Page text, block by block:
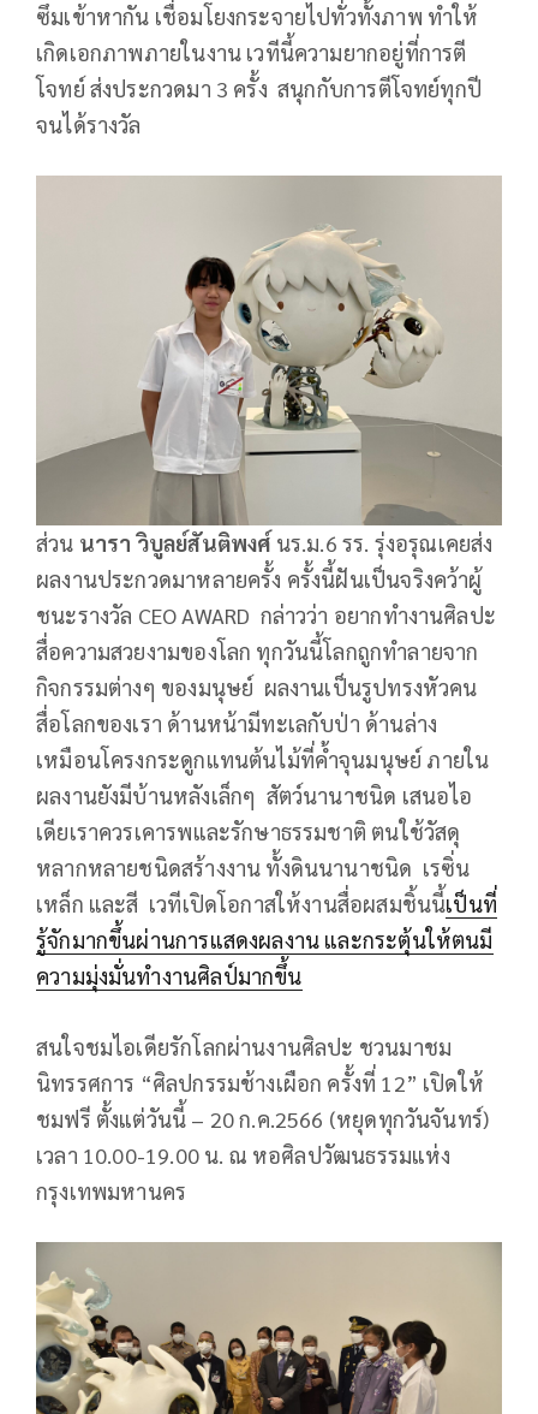
ซึมเข้าหากัน เชื่อมโยงกระจายไปทั่วทั้งภาพ ทำให้
เกิดเอกภาพภายในงาน เวทีนี้ความยากอยู่ที่การตี
โจทย์ ส่งประกวดมา 3 ครั้ง สนุกกับการตีโจทย์ทุกปี
จนได้รางวัล
ส่วน นารา วิบูลย์สันติพงศ์ นร.ม.6 รร. รุ่งอรุณเคยส่ง
ผลงานประกวดมาหลายครั้ง ครั้งนี้ฝันเป็นจริงคว้าผู้
ชนะรางวัล CEO AWARD กล่าวว่า อยากทำงานศิลปะ
สื่อความสวยงามของโลก ทุกวันนี้โลกถูกทำลายจาก
กิจกรรมต่างๆ ของมนุษย์ ผลงานเป็นรูปทรงหัวคน
สื่อโลกของเรา ด้านหน้ามีทะเลกับป่า ด้านล่าง
เหมือนโครงกระดูกแทนต้นไม้ที่ค้ำจุนมนุษย์ ภายใน
ผลงานยังมีบ้านหลังเล็กๆ สัตว์นานาชนิด เสนอไอ
เดียเราควรเคารพและรักษาธรรมชาติ ตนใช้วัสดุ
หลากหลายชนิดสร้างงาน ทั้งดินนานาชนิด เรซิ่น
เหล็ก และสี เวทีเปิดโอกาสให้งานสื่อผสมชิ้นนี้เป็นที่
รู้จักมากขึ้นผ่านการแสดงผลงาน และกระตุ้นให้ตนมี
ความมุ่งมั่นทำงานศิลป์มากขึ้น
สนใจชมไอเดียรักโลกผ่านงานศิลปะ ชวนมาชม
นิทรรศการ “ศิลปกรรมช้างเผือก ครั้งที่ 12” เปิดให้
ชมฟรี ตั้งแต่วันนี้ – 20 ก.ค.2566 (หยุดทุกวันจันทร์)
เวลา 10.00-19.00 น. ณ หอศิลปวัฒนธรรมแห่ง
กรุงเทพมหานคร